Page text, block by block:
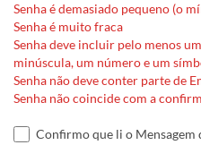
Senha é demasiado pequeno (o
Senha é muito fraca
Senha deve incluir pelo menos
minúscula, um número e um
Senha não deve conter parte de
Senha não coincide com a
Confirmo que li o Mensagem